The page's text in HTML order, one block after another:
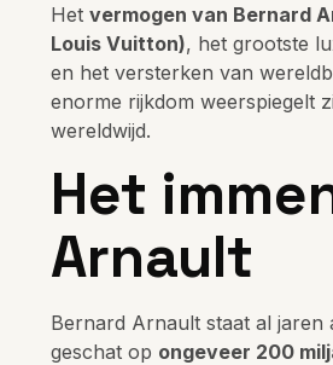
Het vermogen van Bernard
Louis Vuitton), het grootste
en het versterken van
enorme rijkdom weerspiegelt
wereldwijd.
Het
Arnault
Bernard Arnault staat al jaren
geschat op ongeveer 200